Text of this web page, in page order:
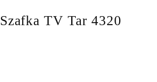
Szafka TV Tar 4320